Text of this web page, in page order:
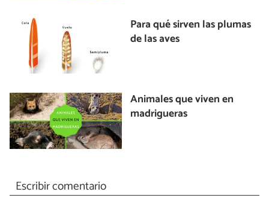
Para qué sirven las plumas
de las aves
Animales que viven en
madrigueras
Escribir comentario